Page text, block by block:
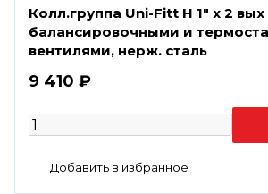
Колл.группа Uni-Fitt Н 1" х 2 вых
балансировочными и
вентилями, нерж. сталь
9 410 ₽